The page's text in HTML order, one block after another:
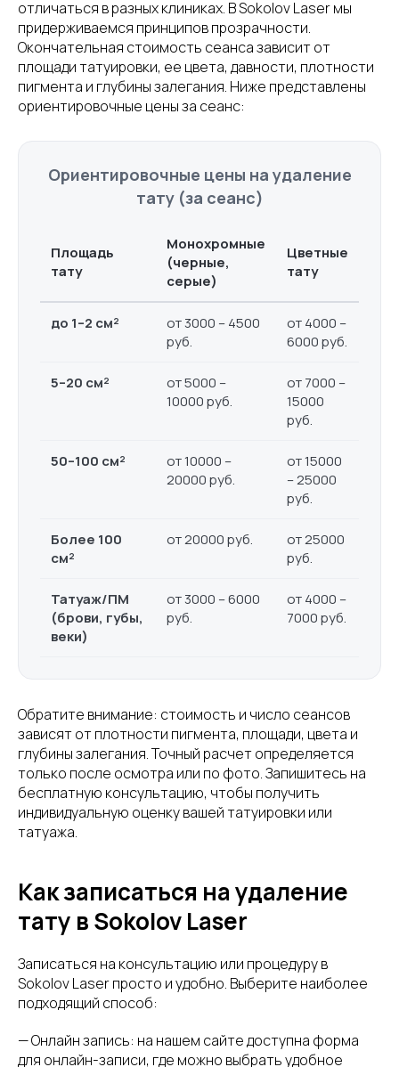
отличаться в разных клиниках. В Sokolov Laser мы
придерживаемся принципов прозрачности.
Окончательная стоимость сеанса зависит от
площади татуировки, ее цвета, давности, плотности
пигмента и глубины залегания. Ниже представлены
ориентировочные цены за сеанс:
Ориентировочные цены на удаление
тату (за сеанс)
Площадь
тату
Монохромные
(черные,
серые)
Цветные
тату
до 1–2 см²
от 3000 – 4500
руб.
от 4000 –
6000 руб.
5–20 см²
от 5000 –
10000 руб.
от 7000 –
15000
руб.
50–100 см²
от 10000 –
20000 руб.
от 15000
– 25000
руб.
Более 100
см²
от 20000 руб.
от 25000
руб.
Татуаж/ПМ
(брови, губы,
веки)
от 3000 – 6000
руб.
от 4000 –
7000 руб.
Обратите внимание: стоимость и число сеансов
зависят от плотности пигмента, площади, цвета и
глубины залегания. Точный расчет определяется
только после осмотра или по фото. Запишитесь на
бесплатную консультацию, чтобы получить
индивидуальную оценку вашей татуировки или
татуажа.
Как записаться на удаление
тату в Sokolov Laser
Записаться на консультацию или процедуру в
Sokolov Laser просто и удобно. Выберите наиболее
подходящий способ:
— Онлайн запись: на нашем сайте доступна форма
для онлайн-записи, где можно выбрать удобное